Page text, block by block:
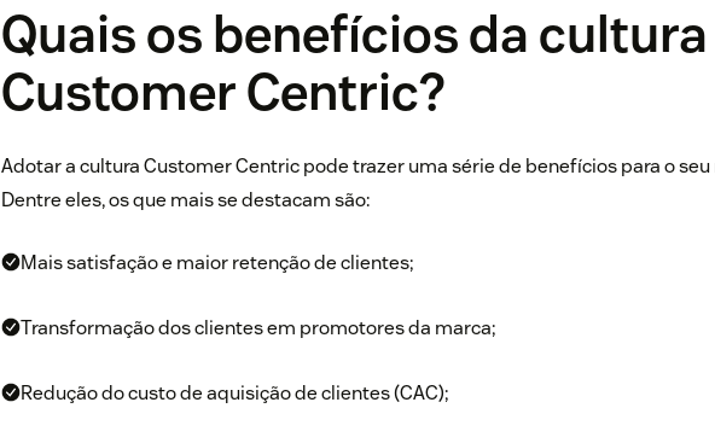
Quais os benefícios da cultura
Customer Centric?
Adotar a cultura Customer Centric pode trazer uma série de benefícios para o
Dentre eles, os que mais se destacam são:
Mais satisfação e maior retenção de clientes;
Transformação dos clientes em promotores da marca;
Redução do custo de aquisição de clientes (CAC);